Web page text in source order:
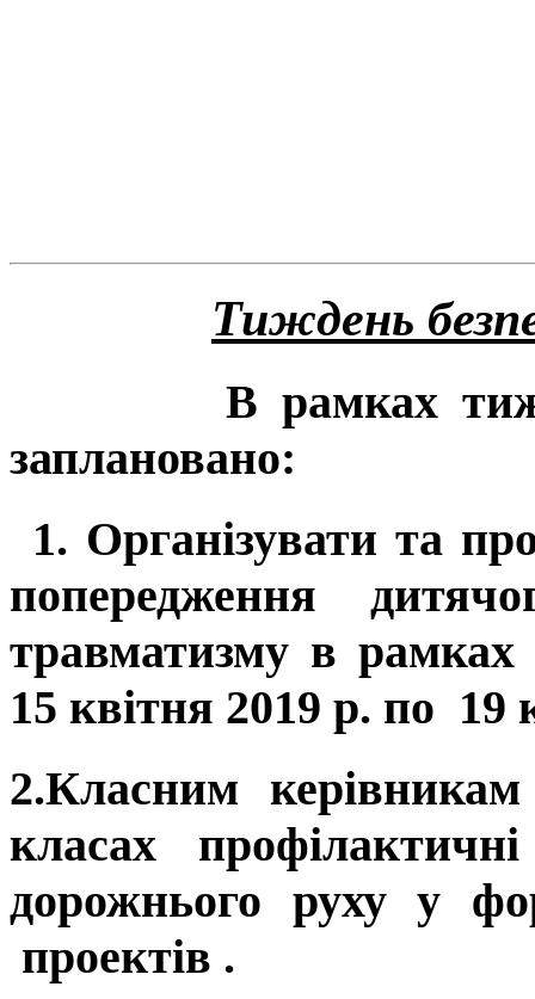
Тиждень
В рамках
заплановано:
1. Організувати та
попередження
травматизму в
15 квітня 2019 р. по 19
2.Класним
класах
дорожнього руху у
проектів .